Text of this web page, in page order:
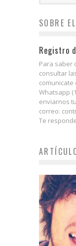
SOBRE
Registro
Para saber
consultar
Whatsapp
enviarnos
correo:
Te